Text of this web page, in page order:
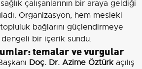
çalışanlarının bir araya geldiği
Organizasyon, hem mesleki
bağlarını güçlendirmeye
bir içerik sundu.
temalar ve vurgular
Doç. Dr. Azime Öztürkaçılış